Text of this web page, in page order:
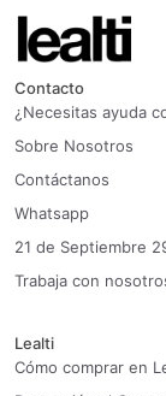
Contacto
¿Necesitas ayuda
Sobre Nosotros
Contáctanos
Whatsapp
21 de Septiembre
Trabaja con
Lealti
Cómo comprar en